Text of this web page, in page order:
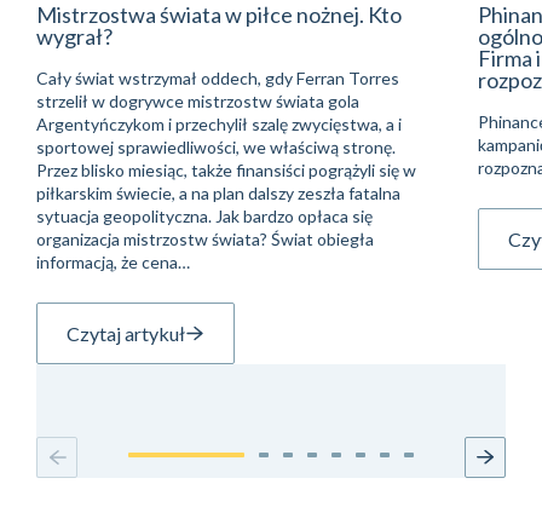
Mistrzostwa świata w piłce nożnej. Kto
wygrał?
Cały świat wstrzymał oddech, gdy Ferran Torres
strzelił w dogrywce mistrzostw świata gola
Argentyńczykom i przechylił szalę zwycięstwa, a i
sportowej sprawiedliwości, we właściwą stronę.
Przez blisko miesiąc, także finansiści pogrążyli się w
piłkarskim świecie, a na plan dalszy zeszła fatalna
sytuacja geopolityczna. Jak bardzo opłaca się
organizacja mistrzostw świata? Świat obiegła
informacją, że cena…
Czytaj artykuł
Firma